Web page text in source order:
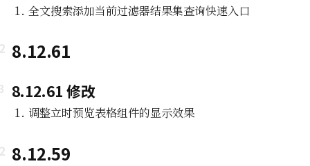
全文搜索添加当前过滤器结果集查询快速入口
8.12.61
8.12.61 修改
调整立时预览表格组件的显示效果
8.12.59